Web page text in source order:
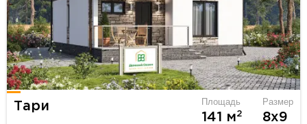
Тари Площадь
141 м2
Размер
8х9